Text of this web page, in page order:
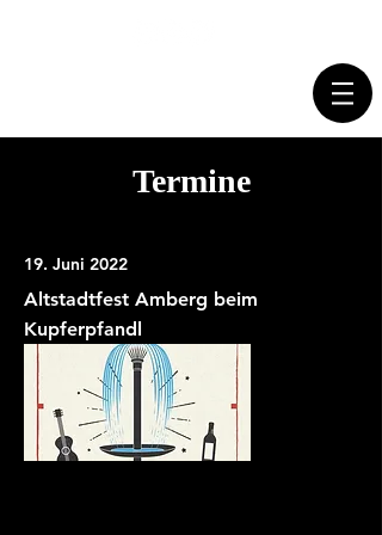
Termine
19. Juni 2022
Altstadtfest Amberg beim
Kupferpfandl